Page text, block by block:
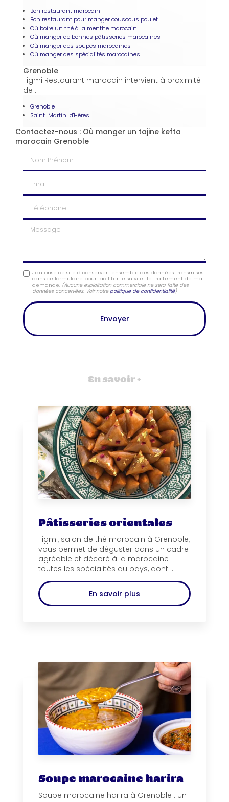
Bon restaurant marocain
Bon restaurant pour manger couscous poulet
Où boire un thé à la menthe marocain
Où manger de bonnes pâtisseries marocaines
Où manger des soupes marocaines
Où manger des spécialités marocaines
Grenoble
Tigmi Restaurant marocain intervient à proximité
de :
Grenoble
Saint-Martin-d'Hères
Contactez-nous : Où manger un tajine kefta
marocain Grenoble
Nom Prénom
Téléphone
Message
J'autorise ce site à conserver l'ensemble des données transmises
dans ce formulaire pour faciliter le suivi et le traitement de ma
demande. (Aucune exploitation commerciale ne sera faite des
données concervées. Voir notrepolitique de confidentialité)
En savoir +
Pâtisseries orientales
Tigmi, salon de thé marocain à Grenoble,
vous permet de déguster dans un cadre
agréable et décoré à la marocaine
toutes les spécialités du pays, dont ...
En savoir plus
Soupe marocaine harira
Soupe marocaine harira à Grenoble : Un